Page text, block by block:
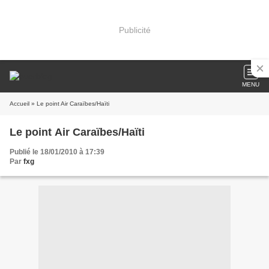
Publicité
MENU
Accueil » Le point Air Caraïbes/Haïti
Le point Air Caraïbes/Haïti
Publié le 18/01/2010 à 17:39
Par fxg